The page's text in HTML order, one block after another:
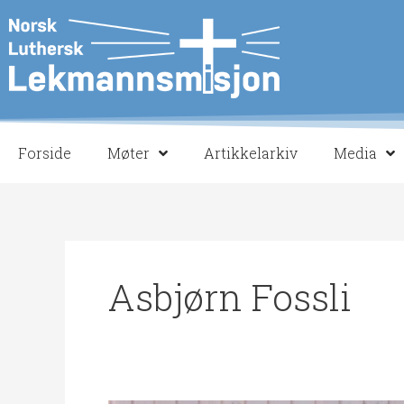
rett
til
innholdet
Forside Møter Artikkelarkiv Media
Asbjørn Fossli